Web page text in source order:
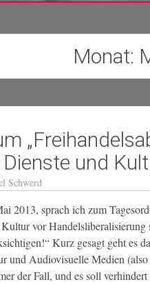
Monat:
und
Schwerd
2013, sprach ich zum
vor
Kurz gesagt geht es
und Audiovisuelle Medien
der Fall, und es soll